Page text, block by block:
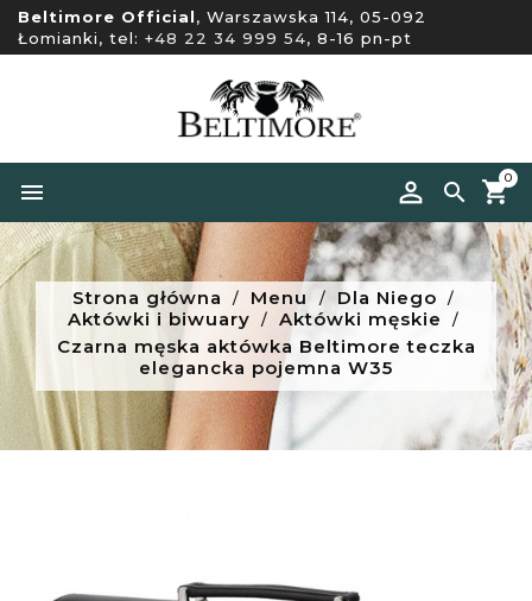
Beltimore Official, Warszawska 114, 05-092
Łomianki, tel: +48 22 34 999 54, 8-16 pn-pt


0
Strona główna Menu
Dla Niego
Aktówki i biwuary
Aktówki męskie
Czarna męska aktówka Beltimore teczka
elegancka pojemna W35